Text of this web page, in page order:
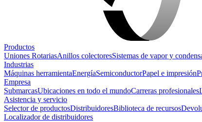
Productos
Uniones RotariasAnillos colectoresSistemas de vapor y
Industrias
Máquinas herramientaEnergíaSemiconductorPapel e impresión
Empresa
SubmarcasUbicaciones en todo el mundoCarreras profesionales
Asistencia y servicio
Selector de productosDistribuidoresBiblioteca de recursos
Localizador de distribuidores